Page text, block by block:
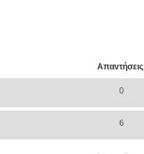
Απαντήσεις
0
6